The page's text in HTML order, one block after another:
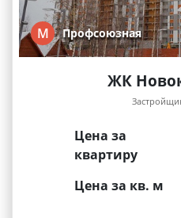
М Профсоюзная
ЖК
Цена за
квартиру
Цена за кв. м